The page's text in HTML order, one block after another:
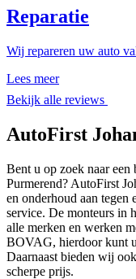
Reparatie
Wij repareren uw auto
Lees meer
Bekijk alle reviews
AutoFirst
Bent u op zoek naar een
Purmerend? AutoFirst
en onderhoud aan tegen
service. De monteurs in
alle merken en werken
BOVAG, hierdoor kunt
Daarnaast bieden wij
scherpe prijs.